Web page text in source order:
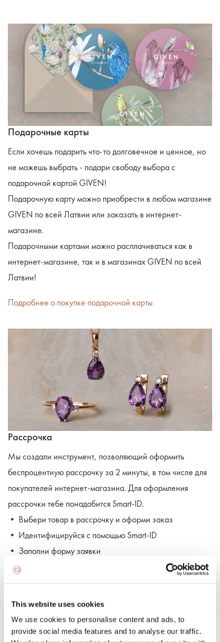
This website uses cookies
We use cookies to personalise content and ads, to
provide social media features and to analyse our traffic.
Подарочные карты
Если хочешь подарить что-то долговечное и ценное, но
не можешь выбрать - подари свободу выбора с
подарочной картой GIVEN!
Подарочную карту можно приобрести в любом магазине
GIVEN по всей Латвии или заказать в интернет-
магазине.
Подарочными картами можно расплачиваться как в
интернет-магазине, так и в магазинах GIVEN по всей
Латвии!
Подробнее о покупке подарочной карты
Рассрочка
Мы создали инструмент, позволяющий оформить
беспроцентную рассрочку за 2 минуты, в том числе для
покупателей интернет-магазина. Для оформления
рассрочки тебе понадобится Smart-ID.
• Выбери товар в рассрочку и оформи заказ
• Идентифицируйся с помощью Smart-ID
• Заполни форму заявки
• Получи подтверждение об оформлении рассрочки в